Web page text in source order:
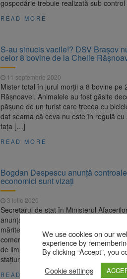
gospodărie trebuie realizată sub
READ MORE
S-au sinucis vacile!? DSV Brașov
celor 8 bovine de la Cheile
11 septembrie 2020
Mister total în jurul morții a 8 bovine pe
Râșnoavei. Animalele au fost găsite
pășune de un turist care trecea cu
dat seama că ceva nu este în regulă
fața […]
READ MORE
Bogdan Despescu anunță
economici sunt vizați
3 iulie 2020
Secretarul de stat în Ministerul
anunţat, vineri dimineaţă, organizarea
mărite în întreaga ţară, în special în
comerticiale, pieţe sau târguri, pentru
de limitare a răspândirii pandemiei. O
staţiunilor de pe litoral […]
READ MORE
We use cookies on our
experience by
By clicking “Accept”, you
Cookie settings